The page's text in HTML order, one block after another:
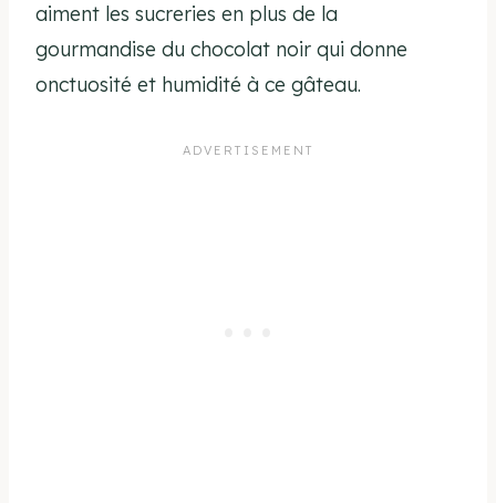
aiment les sucreries en plus de la
gourmandise du chocolat noir qui donne
onctuosité et humidité à ce gâteau.